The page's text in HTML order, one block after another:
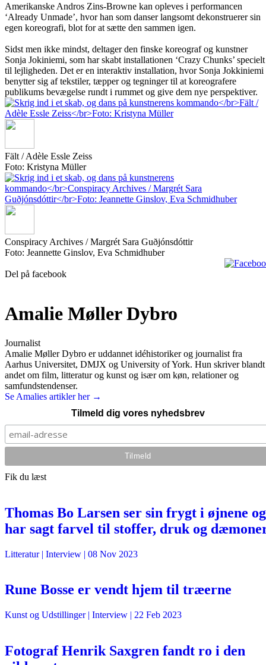
Amerikanske Andros Zins-Browne kan opleves i performancen
‘Already Unmade’, hvor han som danser langsomt dekonstruerer sin
egen koreografi, blot for at sætte den sammen igen.
Sidst men ikke mindst, deltager den finske koreograf og kunstner
Sonja Jokiniemi, som har skabt installationen ‘Crazy Chunks’ specielt
til lejligheden. Det er en interaktiv installation, hvor Sonja Jokkiniemi
benytter sig af tekstiler, tæpper og tegninger til at koreografere
publikums bevægelse rundt i rummet og give dem nye perspektiver.
Fält / Adèle Essle Zeiss
Foto: Kristyna Müller
Conspiracy Archives / Margrét Sara Guðjónsdóttir
Foto: Jeannette Ginslov, Eva Schmidhuber
Del på facebook
Amalie Møller Dybro
Journalist
Amalie Møller Dybro er uddannet idéhistoriker og journalist fra
Aarhus Universitet, DMJX og University of York. Hun skriver blandt
andet om film, litteratur og kunst og især om køn, relationer og
samfundstendenser.
Se Amalies artikler her →
Tilmeld dig vores nyhedsbrev
Fik du læst
Thomas Bo Larsen ser sin frygt i øjnene og
har sagt farvel til stoffer, druk og
Litteratur| Interview | 08 Nov 2023
Rune Bosse er vendt hjem til træerne
Kunst og Udstillinger| Interview | 22 Feb 2023
Fotograf Henrik Saxgren fandt ro i den